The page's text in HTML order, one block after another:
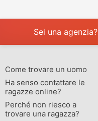
Sei una agenzia?
Come trovare un uomo
Ha senso contattare le
ragazze online?
Perché non riesco a
trovare una ragazza?